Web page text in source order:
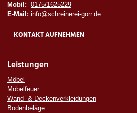
Mobil: 0175/1625229
E-Mail: info@schreinerei-gorr.de
KONTAKT AUFNEHMEN
Leistungen
Möbel
Möbelfeuer
Wand- & Deckenverkleidungen
Bodenbeläge